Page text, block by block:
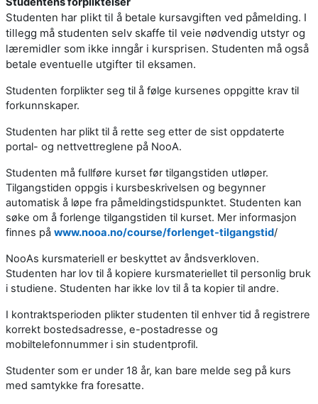
Studenten har plikt til å betale kursavgiften ved påmelding. I
tillegg må studenten selv skaffe til veie nødvendig utstyr og
læremidler som ikke inngår i kursprisen. Studenten må også
betale eventuelle utgifter til eksamen.
Studenten forplikter seg til å følge kursenes oppgitte krav til
forkunnskaper.
Studenten har plikt til å rette seg etter de sist oppdaterte
portal- og nettvettreglene på NooA.
Studenten må fullføre kurset før tilgangstiden utløper.
Tilgangstiden oppgis i kursbeskrivelsen og begynner
automatisk å løpe fra påmeldingstidspunktet. Studenten kan
søke om å forlenge tilgangstiden til kurset. Mer informasjon
finnes på www.nooa.no/course/forlenget-tilgangstid/
NooAs kursmateriell er beskyttet av åndsverkloven.
Studenten har lov til å kopiere kursmateriellet til personlig bruk
i studiene. Studenten har ikke lov til å ta kopier til andre.
I kontraktsperioden plikter studenten til enhver tid å registrere
korrekt bostedsadresse, e-postadresse og
mobiltelefonnummer i sin studentprofil.
Studenter som er under 18 år, kan bare melde seg på kurs
med samtykke fra foresatte.